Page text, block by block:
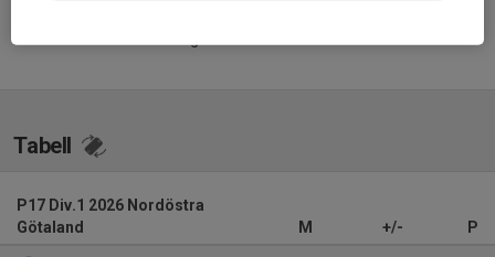
Tabell
P17 Div.1 2026 Nordöstra
Götaland
M +/- P